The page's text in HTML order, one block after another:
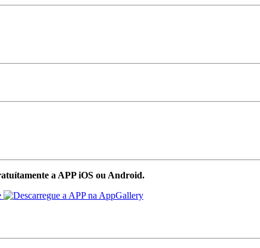
a APP iOS ou Android.